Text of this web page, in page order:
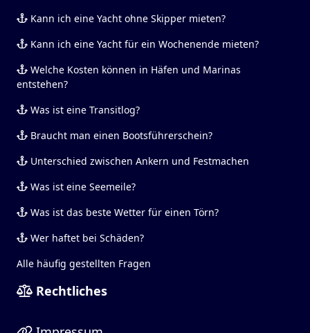
Kann ich eine Yacht ohne Skipper mieten?
Kann ich eine Yacht für ein Wochenende mieten?
Welche Kosten können in Häfen und Marinas
entstehen?
Was ist eine Transitlog?
Braucht man einen Bootsführerschein?
Unterschied zwischen Ankern und Festmachen
Was ist eine Seemeile?
Was ist das beste Wetter für einen Törn?
Wer haftet bei Schäden?
Alle häufig gestellten Fragen
Rechtliches